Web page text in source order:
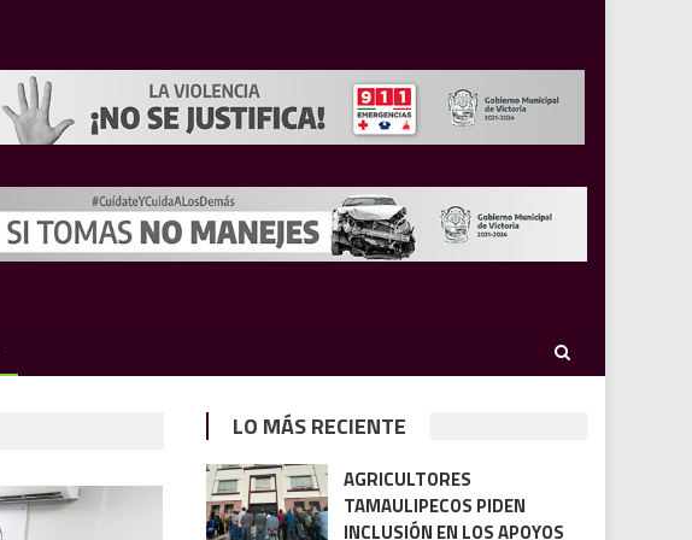
LO MÁS RECIENTE
AGRICULTORES
TAMAULIPECOS PIDEN
INCLUSIÓN EN LOS APOYOS